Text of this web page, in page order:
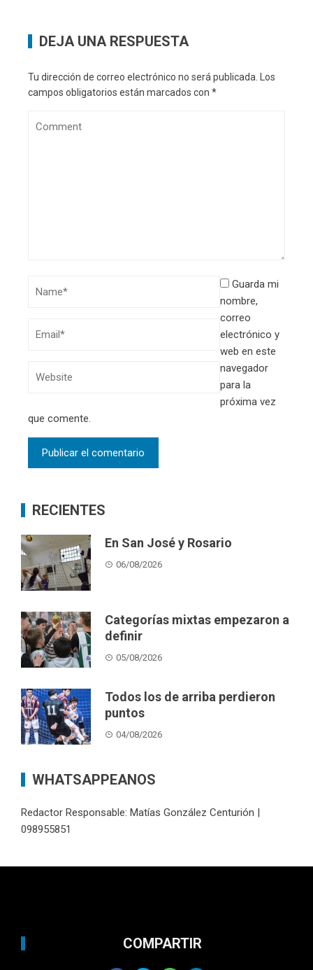
DEJA UNA RESPUESTA
Tu dirección de correo electrónico no será publicada. Los
campos obligatorios están marcados con *
Guarda mi
nombre,
correo
electrónico y
web en este
navegador
para la
próxima vez
que comente.
RECIENTES
En San José y Rosario
06/08/2026
Categorías mixtas empezaron a
definir
05/08/2026
Todos los de arriba perdieron
puntos
04/08/2026
WHATSAPPEANOS
Redactor Responsable: Matías González Centurión |
098955851
COMPARTIR